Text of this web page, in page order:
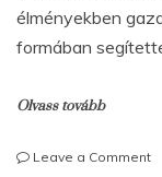
élményekben
formában
Olvass tovább
Leave a Commenton